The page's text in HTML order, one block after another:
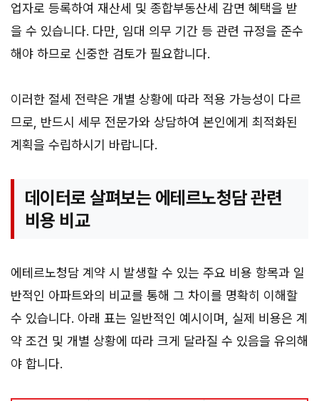
업자로 등록하여 재산세 및 종합부동산세 감면 혜택을 받
을 수 있습니다. 다만, 임대 의무 기간 등 관련 규정을 준수
해야 하므로 신중한 검토가 필요합니다.
이러한 절세 전략은 개별 상황에 따라 적용 가능성이 다르
므로, 반드시 세무 전문가와 상담하여 본인에게 최적화된
계획을 수립하시기 바랍니다.
데이터로 살펴보는 에테르노청담 관련
비용 비교
에테르노청담 계약 시 발생할 수 있는 주요 비용 항목과 일
반적인 아파트와의 비교를 통해 그 차이를 명확히 이해할
수 있습니다. 아래 표는 일반적인 예시이며, 실제 비용은 계
약 조건 및 개별 상황에 따라 크게 달라질 수 있음을 유의해
야 합니다.